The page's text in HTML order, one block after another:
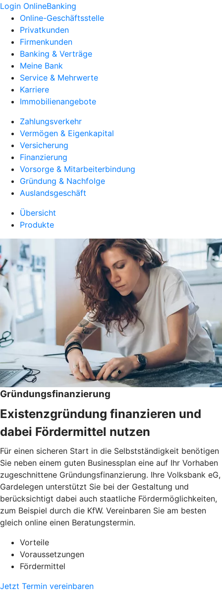
Login OnlineBanking
Online-Geschäftsstelle
Privatkunden
Firmenkunden
Banking & Verträge
Meine Bank
Service & Mehrwerte
Karriere
Immobilienangebote
Zahlungsverkehr
Vermögen & Eigenkapital
Versicherung
Finanzierung
Vorsorge & Mitarbeiterbindung
Gründung & Nachfolge
Auslandsgeschäft
Übersicht
Produkte
Gründungsfinanzierung
Existenzgründung finanzieren und
dabei Fördermittel nutzen
Für einen sicheren Start in die Selbstständigkeit benötigen
Sie neben einem guten Businessplan eine auf Ihr Vorhaben
zugeschnittene Gründungsfinanzierung. Ihre Volksbank eG,
Gardelegen unterstützt Sie bei der Gestaltung und
berücksichtigt dabei auch staatliche Fördermöglichkeiten,
zum Beispiel durch die KfW. Vereinbaren Sie am besten
gleich online einen Beratungstermin.
Vorteile
Voraussetzungen
Fördermittel
Jetzt Termin vereinbaren